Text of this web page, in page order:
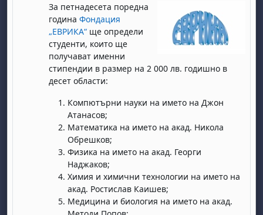
За петнадесета поредна
година Фондация
„ЕВРИКА“ ще определи
студенти, които ще
получават именни
стипендии в размер на 2 000 лв. годишно в
десет области:
Компютърни науки на името на Джон
Атанасов;
Математика на името на акад. Никола
Обрешков;
Физика на името на акад. Георги
Наджаков;
Химия и химични технологии на името на
акад. Ростислав Каишев;
Медицина и биология на името на акад.